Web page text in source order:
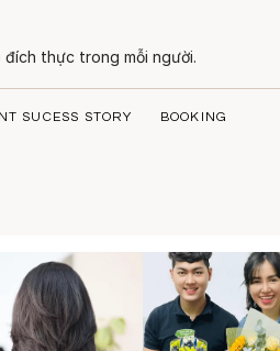
đích thực trong mỗi người.
SUCESS STORY BOOKING